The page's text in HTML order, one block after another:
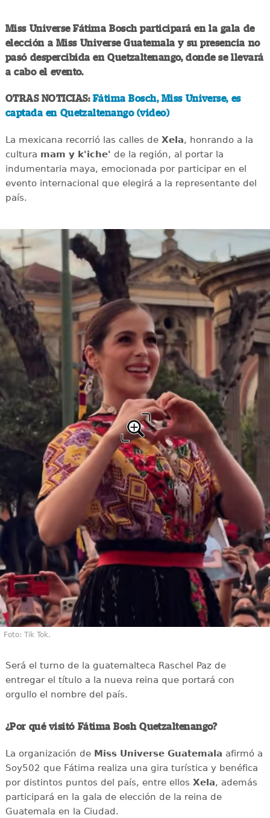
Miss Universe Fátima Bosch participará en la gala de
elección a Miss Universe Guatemala y su presencia no
pasó despercibida en Quetzaltenango, donde se llevará
a cabo el evento.
OTRAS NOTICIAS: Fátima Bosch, Miss Universe, es
captada en Quetzaltenango (video)
La mexicana recorrió las calles deXela, honrando a la
cultura mam y k'iche' de la región, al portar la
indumentaria maya, emocionada por participar en el
evento internacional que elegirá a la representante del
país.
Foto: Tik Tok.
Será el turno de la guatemalteca Raschel Paz de
entregar el título a la nueva reina que portará con
orgullo el nombre del país.
¿Por qué visitó Fátima Bosh Quetzaltenango?
La organización de Miss Universe Guatemala afirmó a
Soy502 que Fátima realiza una gira turística y benéfica
por distintos puntos del país, entre ellos Xela, además
participará en la gala de elección de la reina de
Guatemala en la Ciudad.